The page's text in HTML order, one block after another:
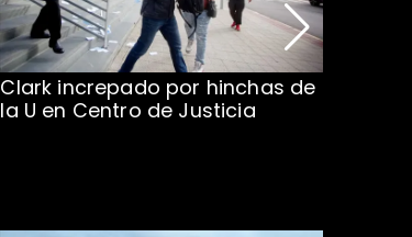
Clark increpado por hinchas de
la U en Centro de Justicia